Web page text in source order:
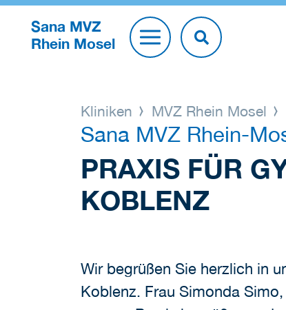
Sana MVZ
Rhein Mosel
Kliniken MVZ Rhein Mosel
Sana MVZ Rhein-
PRAXIS FÜR
KOBLENZ
Wir begrüßen Sie herzlich in
Koblenz. Frau Simonda